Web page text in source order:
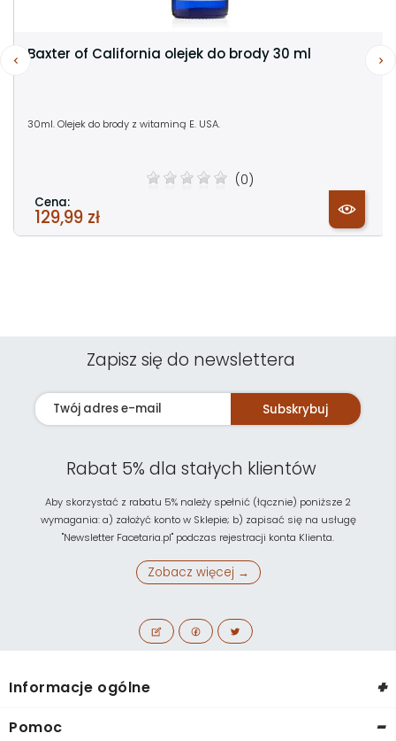
Baxter of California olejek do brody 30 ml
30ml. Olejek do brody z witaminą E. USA.
(0)
Cena:
129,99 zł
Zapisz się do newslettera
Subskrybuj
Rabat 5% dla stałych klientów
Aby skorzystać z rabatu 5% należy spełnić (łącznie) poniższe 2
wymagania: a) założyć konto w Sklepie; b) zapisać się na usługę
"Newsletter Facetaria.pl" podczas rejestracji konta Klienta.
Zobacz więcej →
Informacje ogólne +
Pomoc -